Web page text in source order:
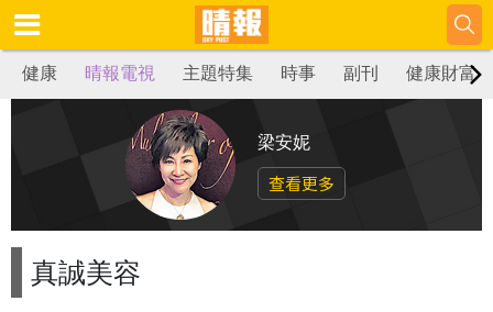
健康 晴報電視 主題特集 時事 副刊 健康財富
梁安妮
查看更多
真誠美容